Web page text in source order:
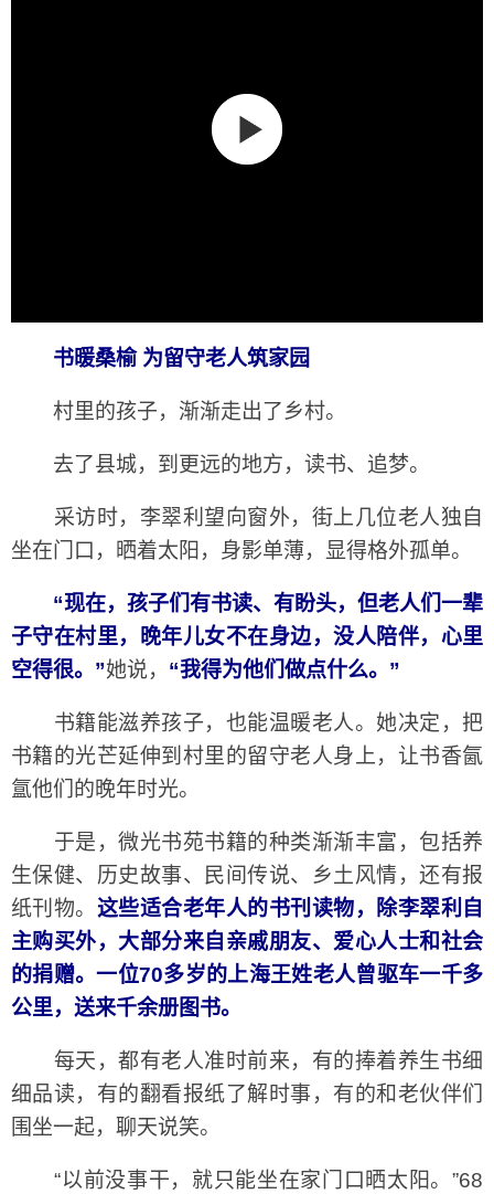
书暖桑榆 为留守老人筑家园
村里的孩子，渐渐走出了乡村。
去了县城，到更远的地方，读书、追梦。
采访时，李翠利望向窗外，街上几位老人独自
坐在门口，晒着太阳，身影单薄，显得格外孤单。
“现在，孩子们有书读、有盼头，但老人们一辈
子守在村里，晚年儿女不在身边，没人陪伴，心里
空得很。”她说， “我得为他们做点什么。”
书籍能滋养孩子，也能温暖老人。她决定，把
书籍的光芒延伸到村里的留守老人身上，让书香氤
氲他们的晚年时光。
于是，微光书苑书籍的种类渐渐丰富，包括养
生保健、历史故事、民间传说、乡土风情，还有报
纸刊物。 这些适合老年人的书刊读物，除李翠利自
主购买外，大部分来自亲戚朋友、爱心人士和社会
的捐赠。一位70多岁的上海王姓老人曾驱车一千多
公里，送来千余册图书。
每天，都有老人准时前来，有的捧着养生书细
细品读，有的翻看报纸了解时事，有的和老伙伴们
围坐一起，聊天说笑。
“以前没事干，就只能坐在家门口晒太阳。”68